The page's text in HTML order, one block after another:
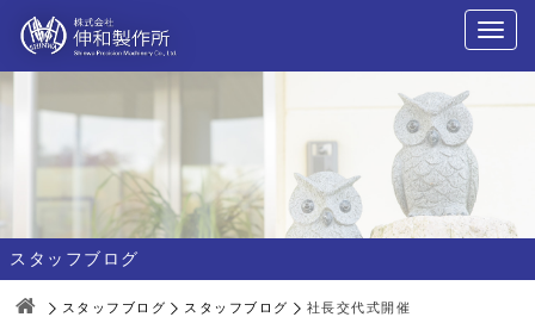
スタッフブログ
スタッフブログ スタッフブログ 社長交代式開催